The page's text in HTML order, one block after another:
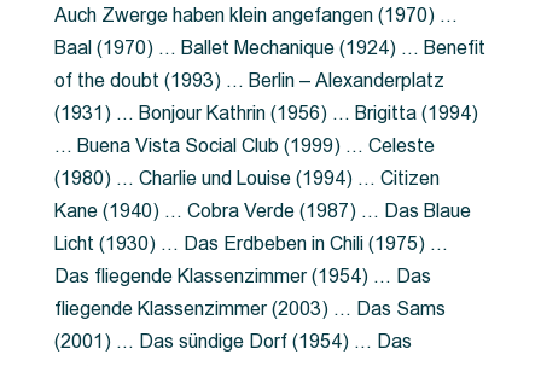
Auch Zwerge haben klein angefangen (1970) …
Baal (1970) … Ballet Mechanique (1924) … Benefit
of the doubt (1993) … Berlin – Alexanderplatz
(1931) … Bonjour Kathrin (1956) … Brigitta (1994)
… Buena Vista Social Club (1999) … Celeste
(1980) … Charlie und Louise (1994) … Citizen
Kane (1940) … Cobra Verde (1987) … Das Blaue
Licht (1930) … Das Erdbeben in Chili (1975) …
Das fliegende Klassenzimmer (1954) … Das
fliegende Klassenzimmer (2003) … Das Sams
(2001) … Das sündige Dorf (1954) … Das